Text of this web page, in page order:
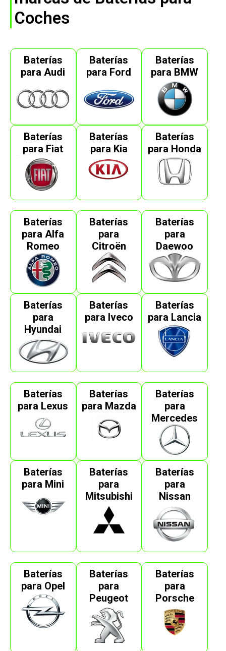
Coches
Baterías
para Audi
Baterías
para Ford
Baterías
para BMW
Baterías
para Fiat
Baterías
para Kia
Baterías
para Honda
Baterías
para Alfa
Romeo
Baterías
para
Citroën
Baterías
para
Daewoo
Baterías
para
Hyundai
Baterías
para Iveco
Baterías
para Lancia
Baterías
para Lexus
Baterías
para Mazda
Baterías
para
Mercedes
Baterías
para Mini
Baterías
para
Mitsubishi
Baterías
para
Nissan
Baterías
para Opel
Baterías
para
Peugeot
Baterías
para
Porsche